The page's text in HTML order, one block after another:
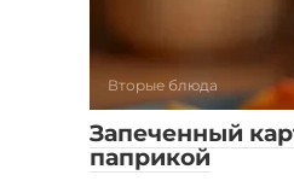
Вторые блюда
Запеченный
паприкой